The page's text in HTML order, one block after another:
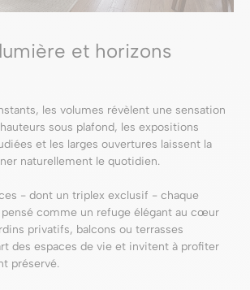
et horizons
les volumes révèlent une sensation
sous plafond, les expositions
et les larges ouvertures laissent la
naturellement le quotidien.
- dont un triplex exclusif - chaque
comme un refuge élégant au cœur
privatifs, balcons ou terrasses
des espaces de vie et invitent à profiter
préservé.